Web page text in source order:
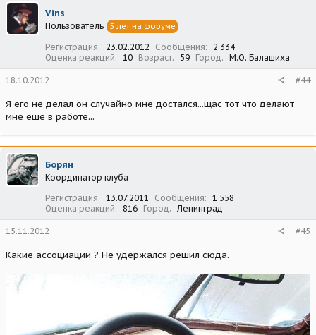
Vins
Пользователь 5 лет на форуме
Регистрация 23.02.2012 Сообщения
2 334
Оценка реакций
10 Возраст 59 Город М.О. Балашиха
18.10.2012 #44
Я его не делал он случайно мне достался...щас тот что делают
мне еще в работе...
Борян
Координатор клуба
Регистрация
13.07.2011 Сообщения
1 558
Оценка реакций
816 Город Ленинград
15.11.2012 #45
Какие ассоциации ? Не удержался решил сюда.